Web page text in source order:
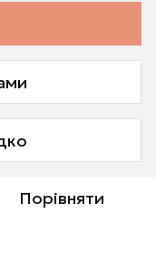
Порівняти